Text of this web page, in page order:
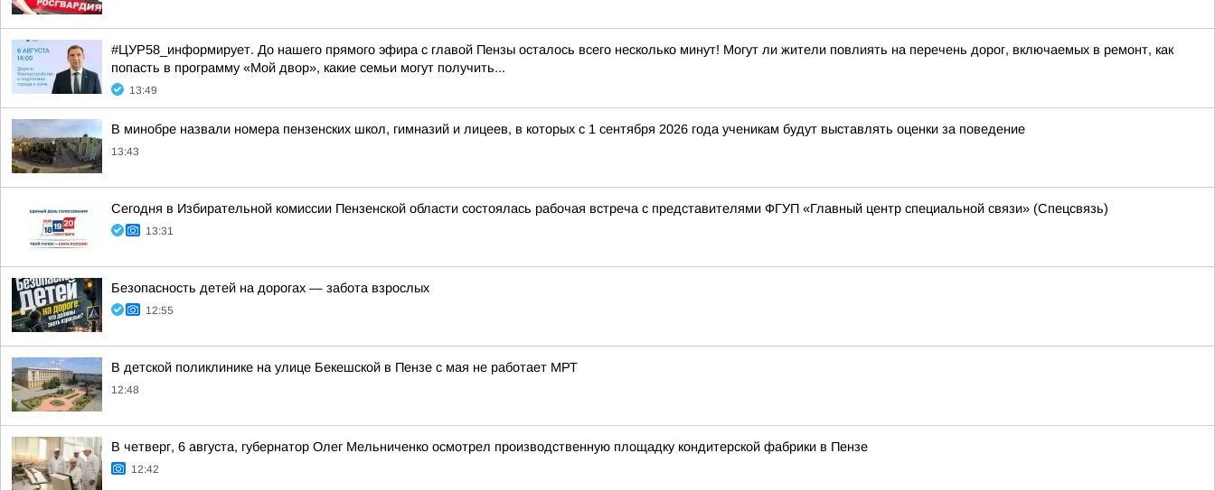
#ЦУР58_информирует. До нашего прямого эфира с главой Пензы осталось всего несколько минут! Могут ли жители повлиять на перечень дорог, включаемых в ремонт, как
попасть в программу «Мой двор», какие семьи могут получить...
13:49
В минобре назвали номера пензенских школ, гимназий и лицеев, в которых с 1 сентября 2026 года ученикам будут выставлять оценки за поведение
13:43
Сегодня в Избирательной комиссии Пензенской области состоялась рабочая встреча с представителями ФГУП «Главный центр специальной связи» (Спецсвязь)
13:31
Безопасность детей на дорогах — забота взрослых
12:55
В детской поликлинике на улице Бекешской в Пензе с мая не работает МРТ
12:48
В четверг, 6 августа, губернатор Олег Мельниченко осмотрел производственную площадку кондитерской фабрики в Пензе
12:42